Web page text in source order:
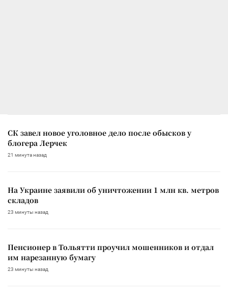
СК завел новое уголовное дело после обысков у
блогера Лерчек
21 минута назад
На Украине заявили об уничтожении 1 млн кв. метров
складов
23 минуты назад
Пенсионер в Тольятти проучил мошенников и отдал
им нарезанную бумагу
23 минуты назад